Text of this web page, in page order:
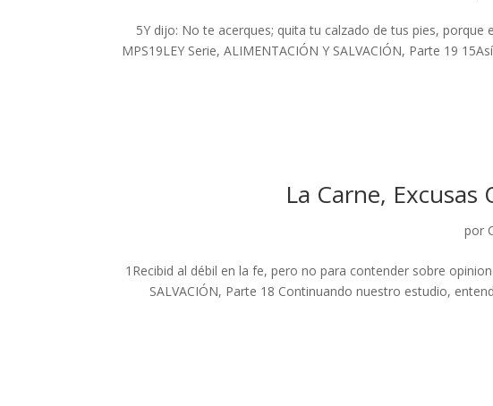
5Y dijo: No te acerques; quita tu calzado de tus pies,
MPS19LEY Serie, ALIMENTACIÓN Y SALVACIÓN, Parte 19
La Carne,
por
1Recibid al débil en la fe, pero no para contender sobre
SALVACIÓN, Parte 18 Continuando nuestro estudio,